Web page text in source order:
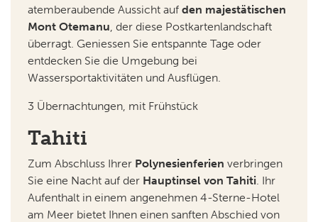
atemberaubende Aussicht auf den majestätischen
Mont Otemanu , der diese Postkartenlandschaft
überragt. Geniessen Sie entspannte Tage oder
entdecken Sie die Umgebung bei
Wassersportaktivitäten und Ausflügen.
3 Übernachtungen, mit Frühstück
Tahiti
Zum Abschluss Ihrer Polynesienferien verbringen
Sie eine Nacht auf der Hauptinsel von Tahiti . Ihr
Aufenthalt in einem angenehmen 4-Sterne-Hotel
am Meer bietet Ihnen einen sanften Abschied von